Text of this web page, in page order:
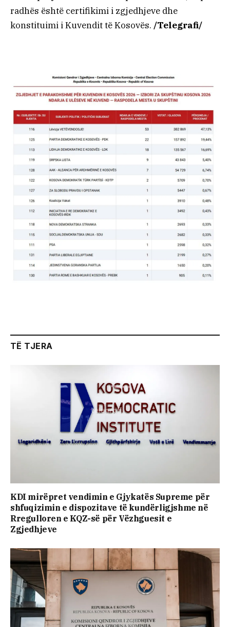
radhës është certifikimi i zgjedhjeve dhe
konstituimi i Kuvendit të Kosovës. /Telegrafi/
TË TJERA
KDI mirëpret vendimin e Gjykatës Supreme për
shfuqizimin e dispozitave të kundërligjshme në
Rregulloren e KQZ-së për Vëzhguesit e
Zgjedhjeve